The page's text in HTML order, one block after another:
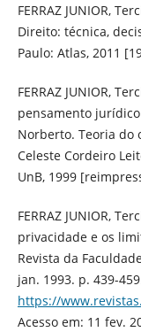
FERRAZ JUNIOR,
Direito: técnica,
Paulo: Atlas, 2011
FERRAZ JUNIOR,
pensamento
Norberto. Teoria do
Celeste Cordeiro
UnB, 1999
FERRAZ JUNIOR,
privacidade e os
Revista da
jan. 1993. p. 439-
https://
Acesso em: 11 fev.